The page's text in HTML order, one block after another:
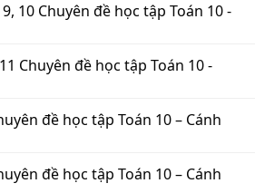
10 Chuyên đề học tập Toán 10 -
Chuyên đề học tập Toán 10 -
đề học tập Toán 10 – Cánh
đề học tập Toán 10 – Cánh